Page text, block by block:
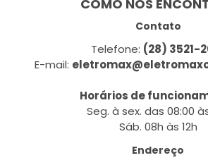
COMO NOS
Contato
Telefone: (28) 3521-
E-mail:
Horários de
Seg. à sex. das 08:00
Sáb. 08h às 12h
Endereço